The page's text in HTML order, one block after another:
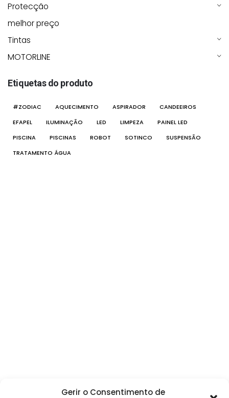
Gerir o Consentimento de
Protecção
melhor preço
Tintas
MOTORLINE
Etiquetas do produto
#ZODIAC AQUECIMENTO ASPIRADOR
CANDEEIROS
EFAPEL
ILUMINAÇÃO LED LIMPEZA
PAINEL LED
PISCINA
PISCINAS ROBOT SOTINCO
SUSPENSÃO
TRATAMENTO ÁGUA